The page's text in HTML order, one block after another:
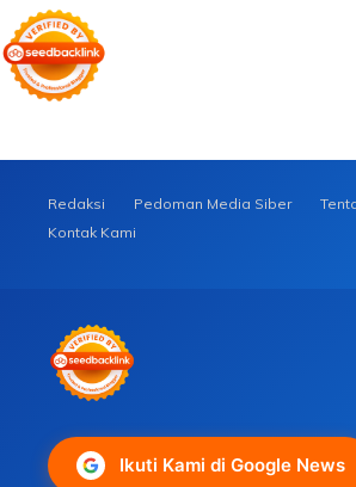
Redaksi Pedoman Media Siber
Kontak Kami
Ikuti Kami di Google News